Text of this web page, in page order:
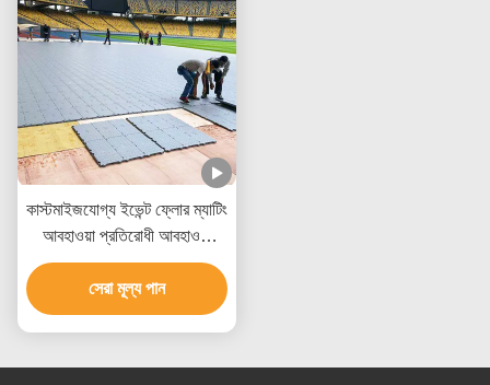
কাস্টমাইজযোগ্য ইভেন্ট ফ্লোর ম্যাটিং
আবহাওয়া প্রতিরোধী আবহাওয়া
প্রমাণের জন্য কাস্টমাইজড
সেরা মূল্য পান